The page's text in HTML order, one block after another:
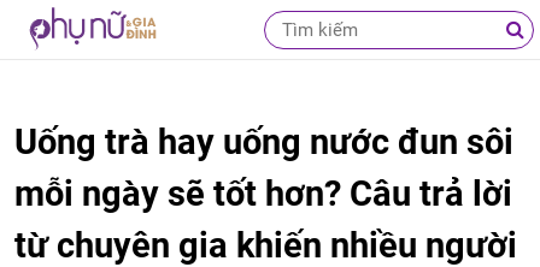
Uống trà hay uống nước đun sôi
mỗi ngày sẽ tốt hơn? Câu trả lời
từ chuyên gia khiến nhiều người